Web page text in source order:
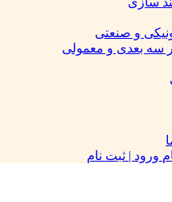
و صنعتی
سه بعدی و معمولی
ورود | ثبت نام